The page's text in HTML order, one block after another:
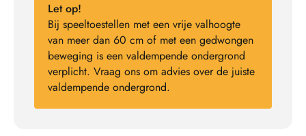
Let op!
Bij speeltoestellen met een vrije valhoogte
van meer dan 60 cm of met een gedwongen
beweging is een valdempende ondergrond
verplicht. Vraag ons om advies over de juiste
valdempende ondergrond.